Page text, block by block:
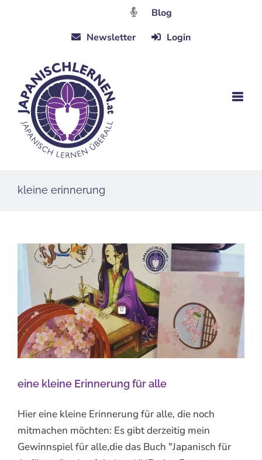
Blog
Newsletter
Login
kleine erinnerung
eine kleine Erinnerung für alle
Hier eine kleine Erinnerung für alle, die noch
mitmachen möchten: Es gibt derzeitig mein
Gewinnspiel für alle,die das Buch "Japanisch für